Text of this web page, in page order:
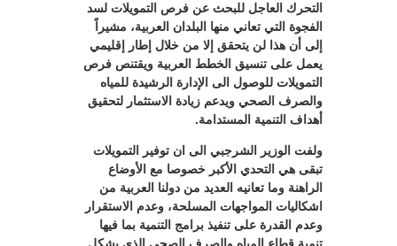
التحرك العاجل للبحث عن فرص التمويلات لسد
الفجوة التي تعاني منها البلدان العربية، مشيراً
إلى أن هذا لن يتحقق إلا من خلال إطار إقليمي
يعمل على تنسيق الخطط العربية ويقتنص فرص
التمويلات للوصول الى الإدارة الرشيدة للمياه
والصرف الصحي ويدعم زيادة الاستثمار لتحقيق
أهداف التنمية المستدامة.
ولفت الوزير الشرجبي الى ان توفير التمويلات
تبقى هي التحدي الأكبر خصوصا مع الأوضاع
الراهنة وما تعانيه العديد من دولنا العربية من
اشكاليات المواجهات المسلحة، وعدم الاستقرار
وعدم القدرة على تنفيذ برامج التنمية بما فيها